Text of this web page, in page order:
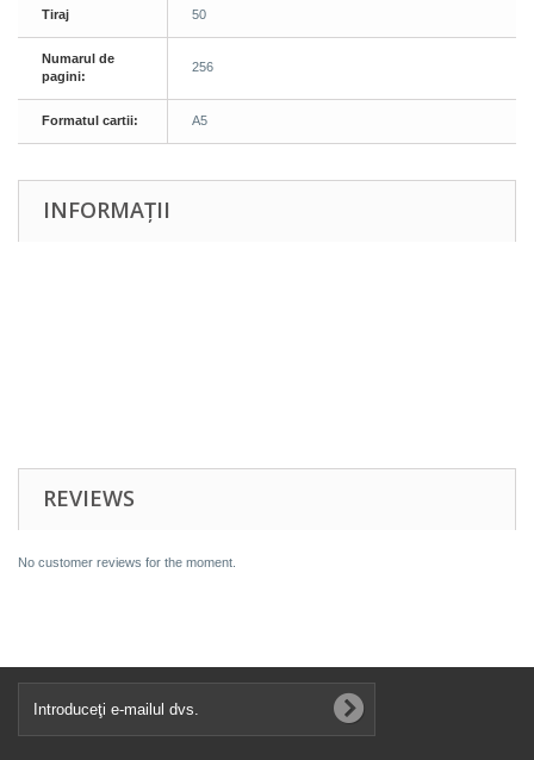
Tiraj 50
Numarul de
pagini:
256
Formatul cartii: A5
INFORMAȚII
REVIEWS
No customer reviews for the moment.